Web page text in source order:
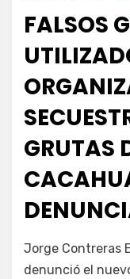
FALSOS
GRUTAS
Fernando
Jorge Contreras
denunció el